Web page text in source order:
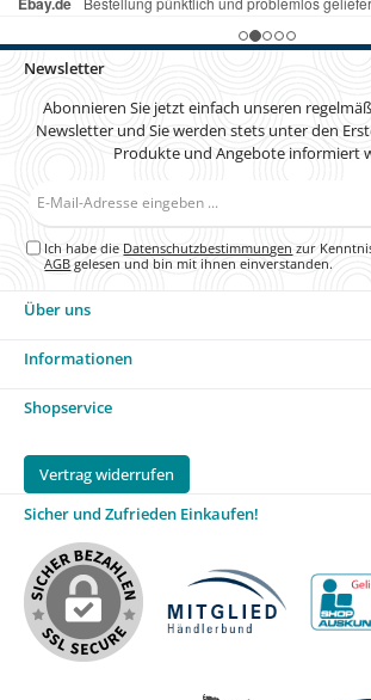
Newsletter
Abonnieren Sie jetzt einfach unseren
Newsletter und Sie werden stets unter den
Produkte und Angebote informiert
Ich habe die Datenschutzbestimmungen zur
AGB gelesen und bin mit ihnen einverstanden.
Über uns
Informationen
Shopservice
Vertrag widerrufen
Sicher und Zufrieden Einkaufen!